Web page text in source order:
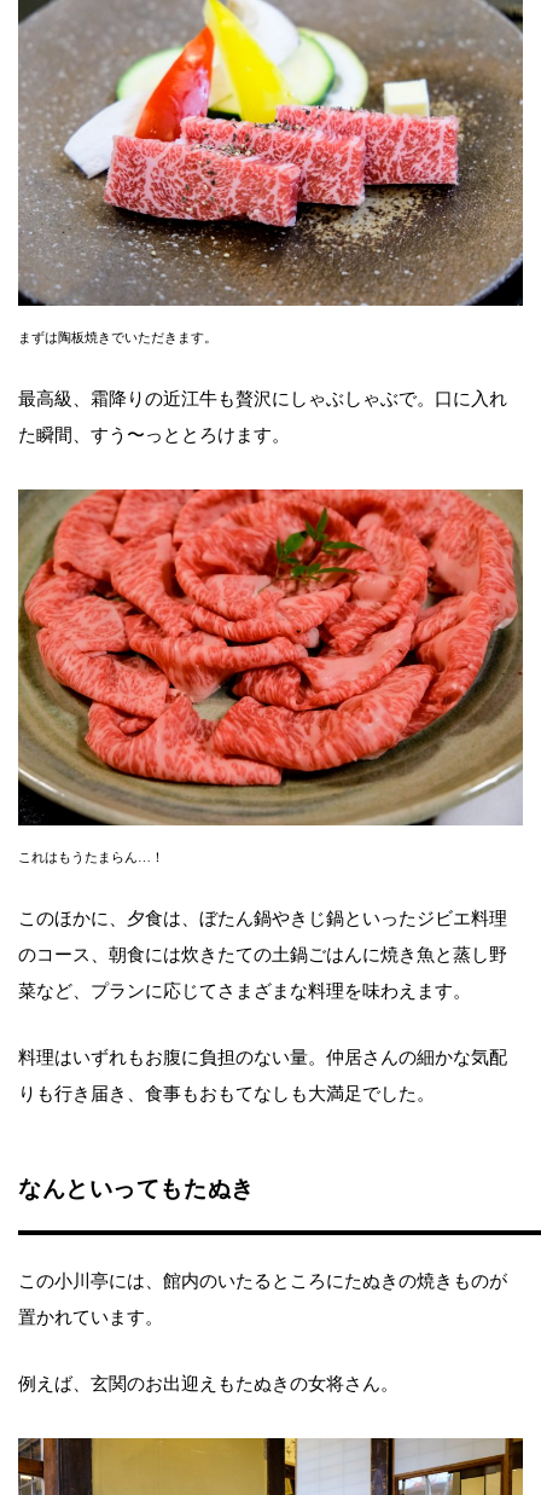
まずは陶板焼きでいただきます。
最高級、霜降りの近江牛も贅沢にしゃぶしゃぶで。口に入れ
た瞬間、すう〜っととろけます。
これはもうたまらん…！
このほかに、夕食は、ぼたん鍋やきじ鍋といったジビエ料理
のコース、朝食には炊きたての土鍋ごはんに焼き魚と蒸し野
菜など、プランに応じてさまざまな料理を味わえます。
料理はいずれもお腹に負担のない量。仲居さんの細かな気配
りも行き届き、食事もおもてなしも大満足でした。
なんといってもたぬき
この小川亭には、館内のいたるところにたぬきの焼きものが
置かれています。
例えば、玄関のお出迎えもたぬきの女将さん。